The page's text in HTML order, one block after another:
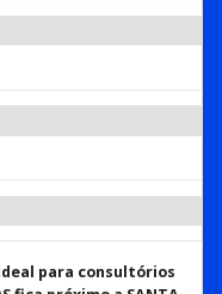
Ideal para consultórios